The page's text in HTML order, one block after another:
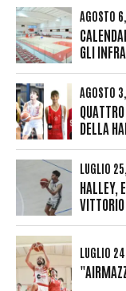
AGOSTO
GLI
AGOSTO
DELLA
LUGLIO
HALLEY,
LUGLIO